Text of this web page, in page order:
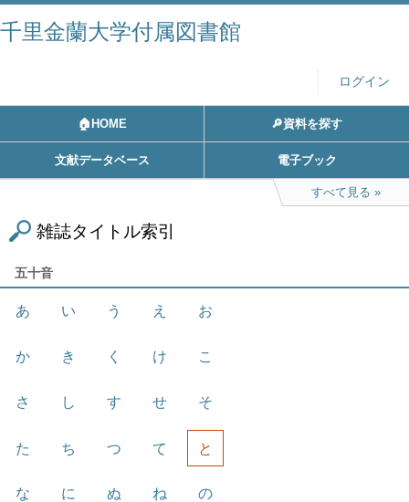
千里金蘭大学付属図書館
ログイン
🏠HOME 🔎資料を探す
文献データベース 電子ブック
すべて見る
雑誌タイトル索引
五十音
あ い う え お
か き く け こ
さ し す せ そ
た ち つ て と
な に ぬ ね の